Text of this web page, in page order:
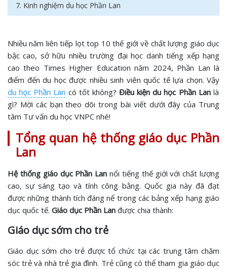
7. Kinh nghiệm du học Phần Lan
Nhiều năm liên tiếp lọt top 10 thế giới về chất lượng giáo dục
bậc cao, sở hữu nhiều trường đại học danh tiếng xếp hạng
cao theo Times Higher Education năm 2024, Phần Lan là
điểm đến du học được nhiều sinh viên quốc tế lựa chọn. Vậy
du học Phần Lan có tốt không? Điều kiện du học Phần Lanlà
gì? Mời các bạn theo dõi trong bài viết dưới đây của Trung
tâm Tư vấn du học VNPC nhé!
Tổng quan hệ thống giáo dục Phần
Lan
Hệ thống giáo dục Phần Lan nổi tiếng thế giới với chất lượng
cao, sự sáng tạo và tính công bằng. Quốc gia này đã đạt
được những thành tích đáng nể trong các bảng xếp hạng giáo
dục quốc tế. Giáo dục Phần Lan được chia thành:
Giáo dục sớm cho trẻ
Giáo dục sớm cho trẻ được tổ chức tại các trung tâm chăm
sóc trẻ và nhà trẻ gia đình. Trẻ cũng có thể tham gia giáo dục